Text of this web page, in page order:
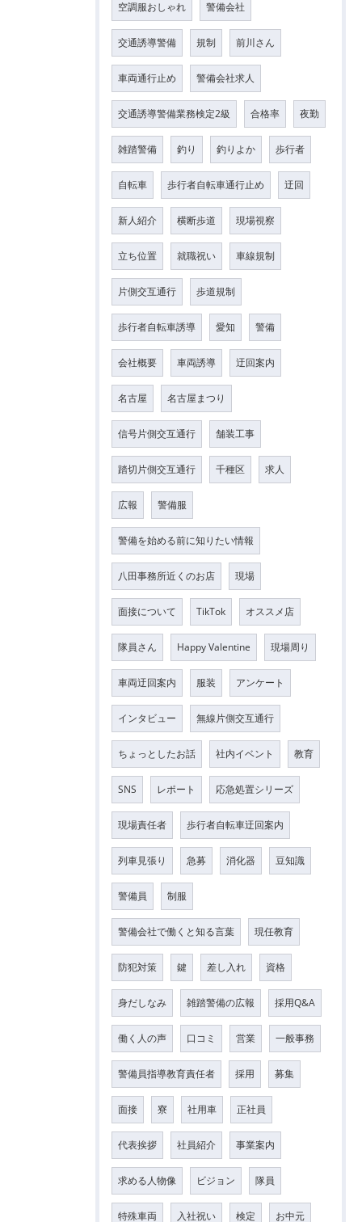
空調服おしゃれ 警備会社
交通誘導警備 規制 前川さん
車両通行止め 警備会社求人
交通誘導警備業務検定2級 合格率 夜勤
雑踏警備 釣り 釣りよか 歩行者
自転車 歩行者自転車通行止め 迂回
新人紹介 横断歩道 現場視察
立ち位置 就職祝い 車線規制
片側交互通行 歩道規制
歩行者自転車誘導 愛知 警備
会社概要 車両誘導 迂回案内
名古屋 名古屋まつり
信号片側交互通行 舗装工事
踏切片側交互通行 千種区 求人
広報 警備服
警備を始める前に知りたい情報
八田事務所近くのお店 現場
面接について TikTok オススメ店
隊員さん Happy Valentine 現場周り
車両迂回案内 服装 アンケート
インタビュー 無線片側交互通行
ちょっとしたお話 社内イベント 教育
SNS レポート 応急処置シリーズ
現場責任者 歩行者自転車迂回案内
列車見張り 急募 消化器 豆知識
警備員 制服
警備会社で働くと知る言葉 現任教育
防犯対策 鍵 差し入れ 資格
身だしなみ 雑踏警備の広報 採用Q&A
働く人の声 口コミ 営業 一般事務
警備員指導教育責任者 採用 募集
面接 寮 社用車 正社員
代表挨拶 社員紹介 事業案内
求める人物像 ビジョン 隊員
特殊車両 入社祝い 検定 お中元